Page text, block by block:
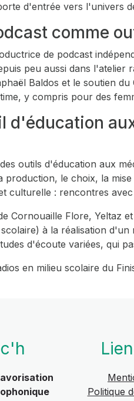
d'entrée vers l'univers
comme
de podcast
peu aussi dans l'atelier
Baldos et le soutien
y compris pour des
d'éducation
outils d'éducation aux
production, le choix, la
culturelle : rencontres
Cornouaille Flore, Yeltaz
à la réalisation
d'écoute variées, qui
en milieu scolaire du
Politique